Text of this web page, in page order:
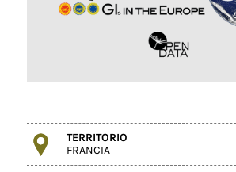
TERRITORIO
FRANCIA